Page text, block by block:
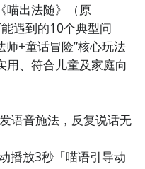
能大家对喵出法随有大
样才能抢先体验到
法随”，点击右边的
阅游戏就不会错过最
随进行搜索，点击进
图所示，这样你就不用
的两步你就可以安装
戏攻略。
喵出法随》（原
遇到的10个典型问
师+童话冒险”核心玩法
用、符合儿童及家庭向
语音施法，反复说话无
播放3秒「喵语引导动